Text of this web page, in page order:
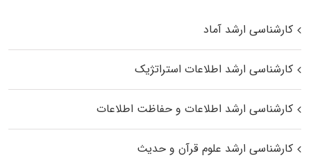
کارشناسی ارشد آماد
کارشناسی ارشد اطلاعات استراتژیک
کارشناسی ارشد اطلاعات و حفاظت اطلاعات
کارشناسی ارشد علوم قرآن و حدیث